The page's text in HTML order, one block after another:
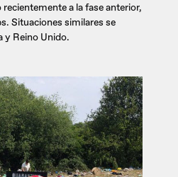
a la fase anterior,
Situaciones similares se
y Reino Unido.